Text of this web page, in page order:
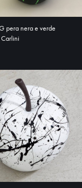
pera nera e verde